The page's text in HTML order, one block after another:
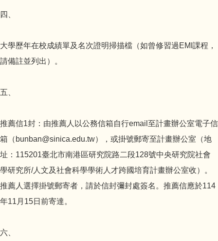
四、
大學歷年在校成績單及名次證明掃描檔（如曾修習過EMI課程，
請備註並列出）。
五、
推薦信1封：由推薦人以公務信箱自行email至計畫辦公室電子信
箱（bunban@sinica.edu.tw），或掛號郵寄至計畫辦公室（地
址：115201臺北市南港區研究院路二段128號中央研究院社會
學研究所/人文及社會科學學術人才跨國培育計畫辦公室收）。
推薦人選擇掛號郵寄者，請於信封彌封處簽名。推薦信應於114
年11月15日前寄達。
六、